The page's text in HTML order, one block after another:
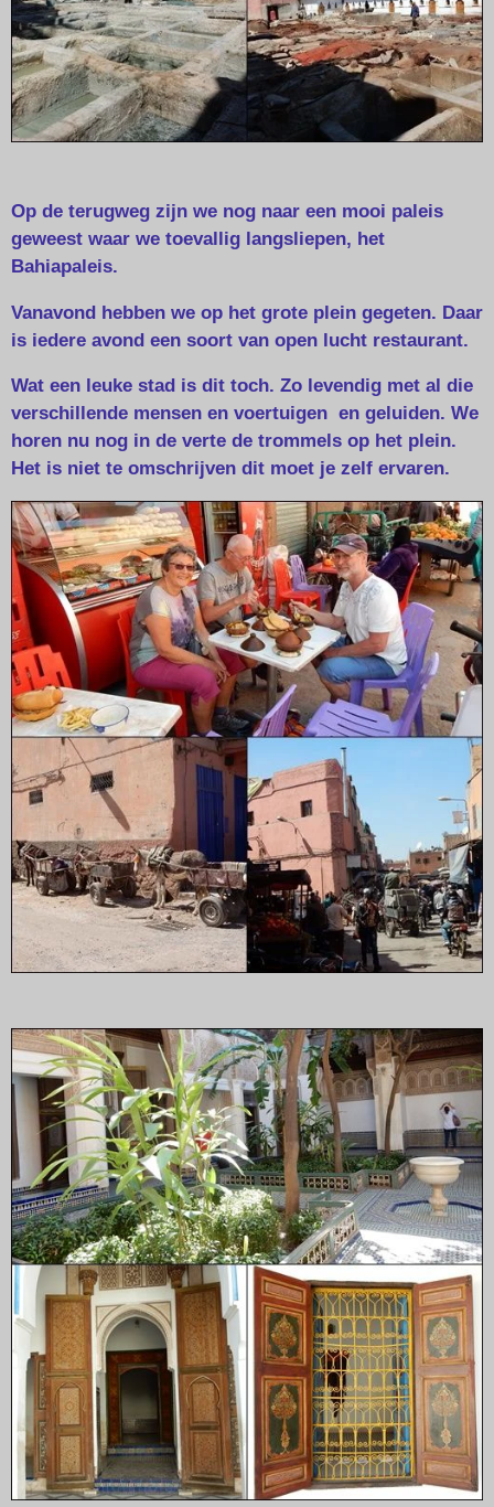
Op de terugweg zijn we nog naar een mooi paleis
geweest waar we toevallig langsliepen, het
Bahiapaleis.
Vanavond hebben we op het grote plein gegeten. Daar
is iedere avond een soort van open lucht restaurant.
Wat een leuke stad is dit toch. Zo levendig met al die
verschillende mensen en voertuigen en geluiden. We
horen nu nog in de verte de trommels op het plein.
Het is niet te omschrijven dit moet je zelf ervaren.